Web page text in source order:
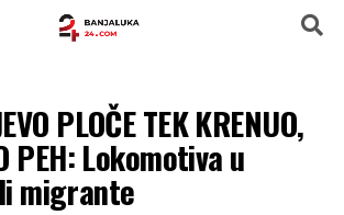
PLOČE TEK KRENUO,
PEH: Lokomotiva u
migrante